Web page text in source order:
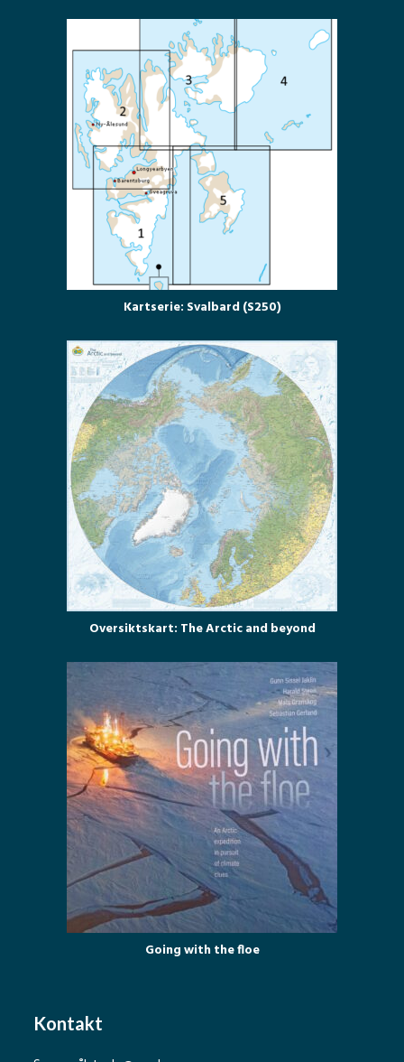
Kartserie: Svalbard (S250)
Oversiktskart: The Arctic and beyond
Going with the floe
Kontakt